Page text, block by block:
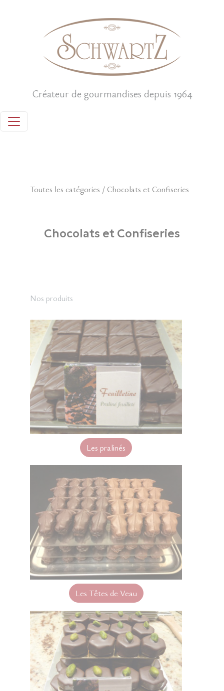
Créateur de gourmandises depuis 1964
Toutes les catégories / Chocolats et Confiseries
Chocolats et Confiseries
Nos produits
Les pralinés
Les Têtes de Veau